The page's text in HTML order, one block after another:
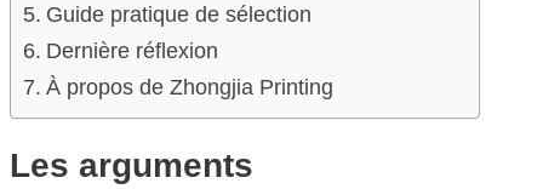
Guide pratique de sélection
Dernière réflexion
À propos de Zhongjia Printing
Les arguments